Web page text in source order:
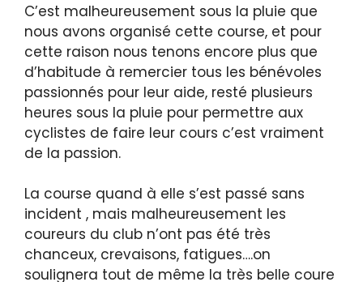
C’est malheureusement sous la pluie que
nous avons organisé cette course, et pour
cette raison nous tenons encore plus que
d’habitude à remercier tous les bénévoles
passionnés pour leur aide, resté plusieurs
heures sous la pluie pour permettre aux
cyclistes de faire leur cours c’est vraiment
de la passion.
La course quand à elle s’est passé sans
incident , mais malheureusement les
coureurs du club n’ont pas été très
chanceux, crevaisons, fatigues….on
soulignera tout de même la très belle coure